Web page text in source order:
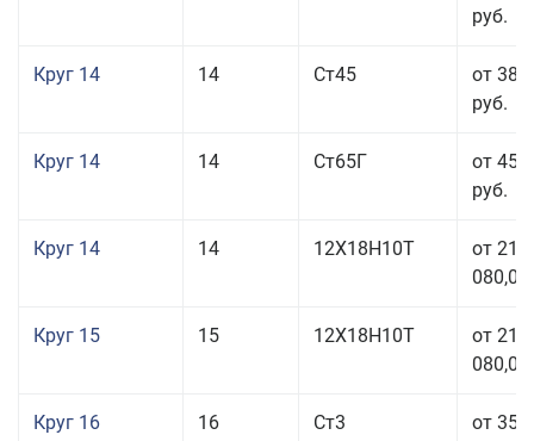
руб.
Круг 14 14 Ст45
от 38
руб.
Круг 14 14 Ст65Г
от 45
руб.
Круг 14 14 12Х18Н10Т
от 211
080,00
Круг 15 15 12Х18Н10Т
от 211
080,00
Круг 16 16 Ст3
от 35